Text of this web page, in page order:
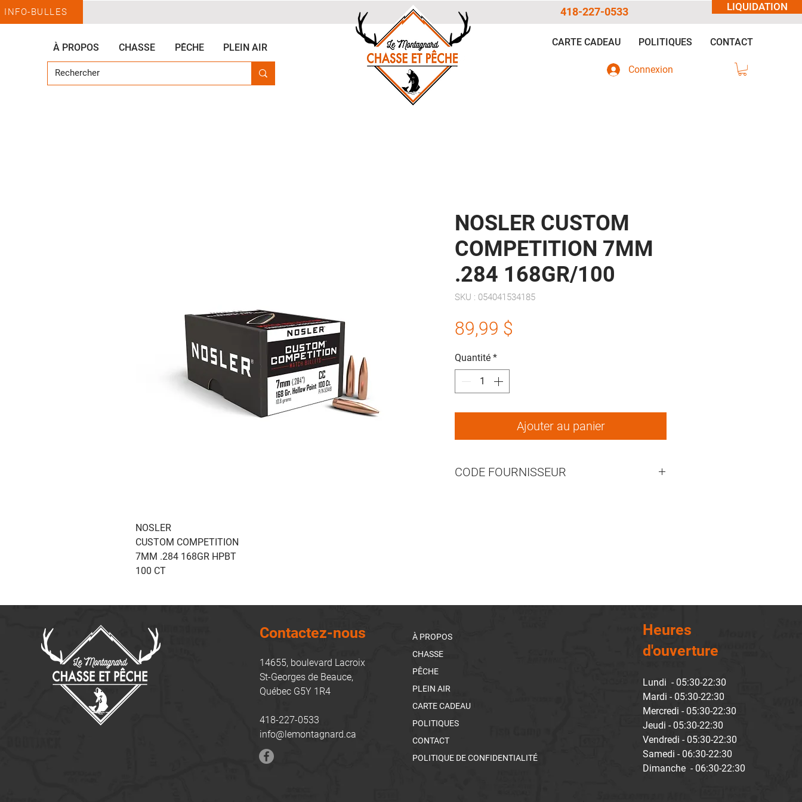
LIQUIDATION
INFO-BULLES
À PROPOS CHASSE PÊCHE PLEIN AIR
418-227-0533
CARTE CADEAU POLITIQUES CONTACT
Connexion
NOSLER
CUSTOM COMPETITION
7MM .284 168GR HPBT
100 CT
NOSLER CUSTOM
COMPETITION 7MM
.284 168GR/100
SKU : 054041534185
89,99 $
Quantité *
Ajouter au panier
CODE FOURNISSEUR
Contactez-nous
14655, boulevard Lacroix
St-Georges de Beauce,
Québec G5Y 1R4
418-227-0533
info@lemontagnard.ca
À PROPOS
CHASSE
PÊCHE
PLEIN AIR
CARTE CADEAU
POLITIQUES
CONTACT
POLITIQUE DE CONFIDENTIALITÉ
Heures
d'ouverture
Lundi - 05:30-22:30
Mardi - 05:30-22:30
Mercredi - 05:30-22:30
Jeudi - 05:30-22:30
Vendredi - 05:30-22:30
Samedi - 06:30-22:30
Dimanche - 06:30-22:30